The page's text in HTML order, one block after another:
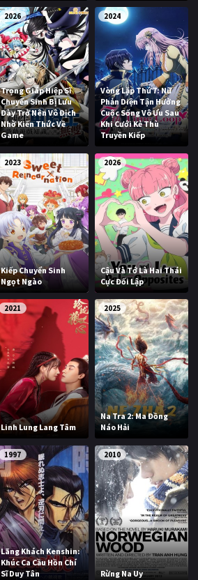
2026
Trọng Giáp Hiệp Sĩ
Chuyển Sinh Bị Lưu
Đày Trở Nên Vô Địch
Nhờ Kiến Thức Về
Game
2024
Vòng Lặp Thứ 7: Nữ
Phản Diện Tận Hưởng
Cuộc Sống Vô Ưu Sau
Khi Cưới Kẻ Thù
Truyền Kiếp
2023
Kiếp Chuyển Sinh
Ngọt Ngào
2026
Cậu Và Tớ Là Hai Thái
Cực Đối Lập
2021
Linh Lung Lang Tâm
2025
Na Tra 2: Ma Đồng
Náo Hải
1997
Lãng Khách Kenshin:
Khúc Ca Cầu Hồn Chí
Sĩ Duy Tân
2010
Rừng Na Uy